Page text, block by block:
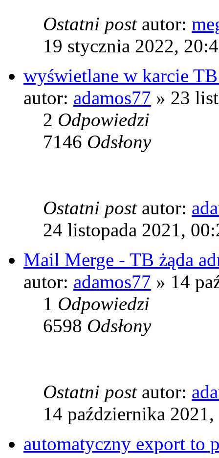
Ostatni post autor:
19 stycznia 2022,
wyświetlane w karcie
autor: adamos77 » 23
2 Odpowiedzi
7146 Odsłony
Ostatni post autor:
24 listopada 2021,
Mail Merge - TB żąda
autor: adamos77 » 14
1 Odpowiedzi
6598 Odsłony
Ostatni post autor:
14 października
automatyczny export to